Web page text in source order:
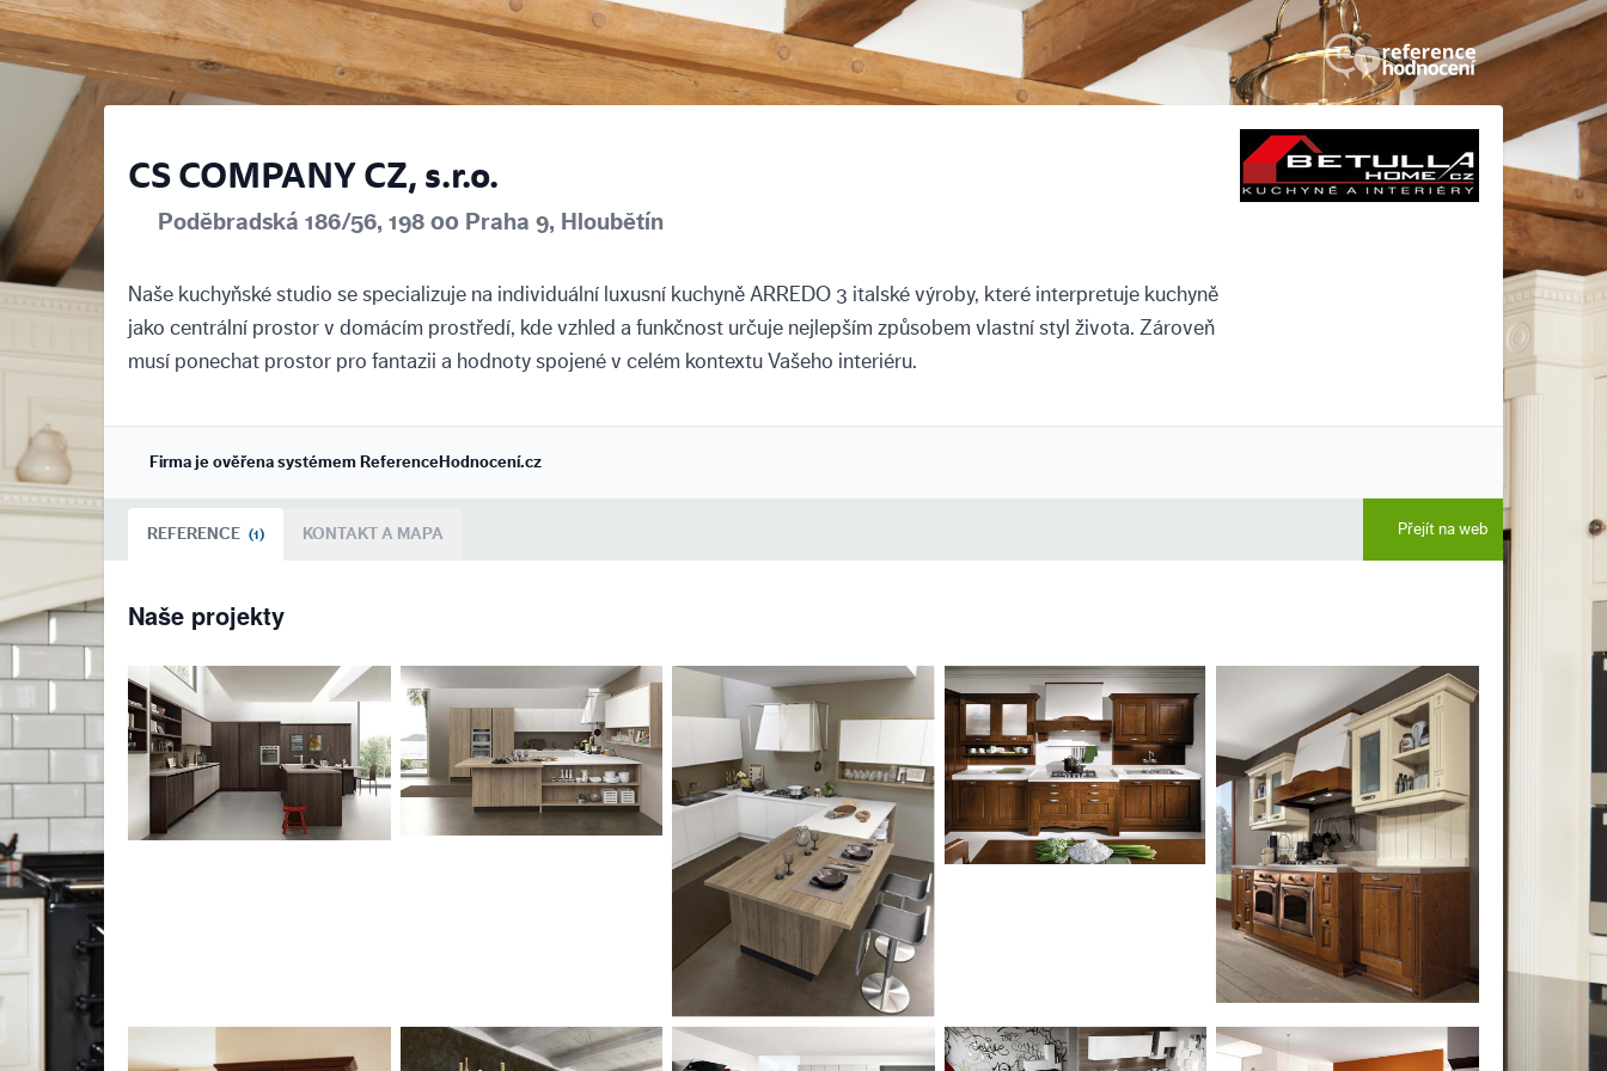
CS COMPANY CZ, s.r.o.
Poděbradská 186/56, 198 00 Praha 9, Hloubětín
Naše kuchyňské studio se specializuje na individuální luxusní kuchyně ARREDO 3 italské výroby, které interpretuje kuchyně
jako centrální prostor v domácím prostředí, kde vzhled a funkčnost určuje nejlepším způsobem vlastní styl života. Zároveň
musí ponechat prostor pro fantazii a hodnoty spojené v celém kontextu Vašeho interiéru.
Firma je ověřena systémem ReferenceHodnocení.cz
REFERENCE (1) KONTAKT A MAPA Přejít na web
Naše projekty